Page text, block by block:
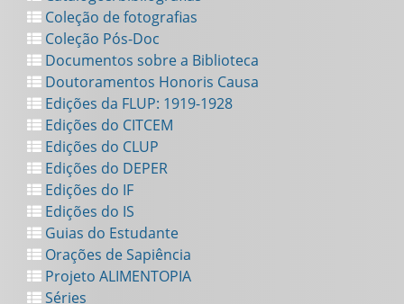
Coleção de fotografias
Coleção Pós-Doc
Documentos sobre a Biblioteca
Doutoramentos Honoris Causa
Edições da FLUP: 1919-1928
Edições do CITCEM
Edições do CLUP
Edições do DEPER
Edições do IF
Edições do IS
Guias do Estudante
Orações de Sapiência
Projeto ALIMENTOPIA
Séries